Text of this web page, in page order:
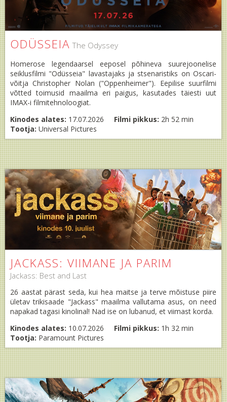
ODÜSSEIA The Odyssey
Homerose legendaarsel eeposel põhineva suurejoonelise
seiklusfilmi "Odüsseia" lavastajaks ja stsenaristiks on Oscari-
võitja Christopher Nolan ("Oppenheimer"). Eepilise suurfilmi
võtted toimusid maailma eri paigus, kasutades täiesti uut
IMAX-i filmitehnoloogiat.
Kinodes alates: 17.07.2026 Filmi pikkus: 2h 52 min
Tootja: Universal Pictures
JACKASS: VIIMANE JA PARIM
Jackass: Best and Last
26 aastat pärast seda, kui hea maitse ja terve mõistuse piire
ületav trikisaade "Jackass" maailma vallutama asus, on need
napakad tagasi kinolinal! Nad ise on lubanud, et viimast korda.
Kinodes alates: 10.07.2026 Filmi pikkus: 1h 32 min
Tootja: Paramount Pictures